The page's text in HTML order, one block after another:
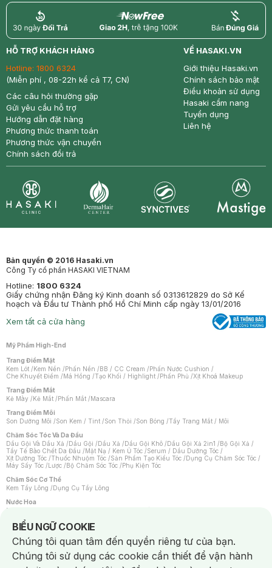
return nowfree price
HỖ TRỢ KHÁCH HÀNG
Hotline: 1800 6324
(Miễn phí , 08-22h kể cả T7, CN)
Các câu hỏi thường gặp
Gửi yêu cầu hỗ trợ
Hướng dẫn đặt hàng
Phương thức thanh toán
Phương thức vận chuyển
Chính sách đổi trả
VỀ HASAKI.VN
Giới thiệu Hasaki.vn
Chính sách bảo mật
Điều khoản sử dụng
Hasaki cẩm nang
Tuyển dụng
Liên hệ
Bản quyền © 2016 Hasaki.vn
Công Ty cổ phần HASAKI VIETNAM
Hotline: 1800 6324
Giấy chứng nhận Đăng ký Kinh doanh số 0313612829 do Sở Kế
hoạch và Đầu tư Thành phố Hồ Chí Minh cấp ngày 13/01/2016
Xem tất cả cửa hàng
Mỹ Phẩm High-End
Trang Điểm Mặt
Kem Lót /Kem Nền /Phấn Nền /BB / CC Cream /Phấn Nước Cushion /
Che Khuyết Điểm /Má Hồng /Tạo Khối / Highlight /Phấn Phủ /Xịt Khoá Makeup
Trang Điểm Mắt
Kẻ Mày /Kẻ Mắt /Phấn Mắt /Mascara
Trang Điểm Môi
Son Dưỡng Môi /Son Kem / Tint /Son Thỏi /Son Bóng /Tẩy Trang Mắt / Môi
Chăm Sóc Tóc Và Da Đầu
Dầu Gội Và Dầu Xả /Dầu Gội /Dầu Xả /Dầu Gội Khô /Dầu Gội Xả 2in1 /Bộ Gội Xả /
Tẩy Tế Bào Chết Da Đầu /Mặt Nạ / Kem Ủ Tóc /Serum / Dầu Dưỡng Tóc /
Xịt Dưỡng Tóc /Thuốc Nhuộm Tóc /Sản Phẩm Tạo Kiểu Tóc /Dụng Cụ Chăm Sóc Tóc /
Máy Sấy Tóc /Lược /Bộ Chăm Sóc Tóc /Phụ Kiện Tóc
Chăm Sóc Cơ Thể
Kem Tẩy Lông /Dụng Cụ Tẩy Lông
Nước Hoa
Nước Hoa Nữ
Chăm Sóc Cá Nhân
Chống Muỗi /Khẩu Trang /Máy Massage/Mặt Nạ Xông Hơi /Nước Rửa Tay/
Sản Phẩm Chăm Sóc Khác /Bàn Chải Đánh Răng /Bàn Chải Điện/
Hỗ Trợ Trắng Răng/Kem Đánh Răng /Máy Tăm Nước/ Nước Súc Miệng/
Tăm / Chỉ Nha Khoa/ Xịt Thơm Miệng / Dung Dịch Vệ Sinh/Dưỡng Vùng Kín/
BIỂU NGỮ COOKIE
Notice about cookies usage
Chúng tôi quan tâm đến quyền riêng tư của bạn.
Chúng tôi sử dụng các cookie cần thiết để vận hành